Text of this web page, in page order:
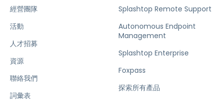
經營團隊
活動
人才招募
資源
聯絡我們
詞彙表
Splashtop Remote Support
Autonomous Endpoint
Management
Splashtop Enterprise
Foxpass
探索所有產品